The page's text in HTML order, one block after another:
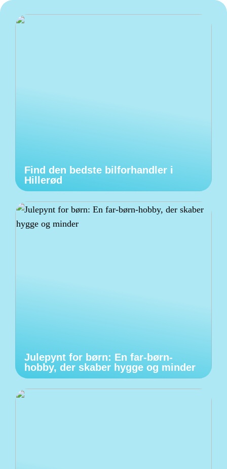
Find den bedste bilforhandler i
Hillerød
Julepynt for børn: En far-børn-
hobby, der skaber hygge og minder